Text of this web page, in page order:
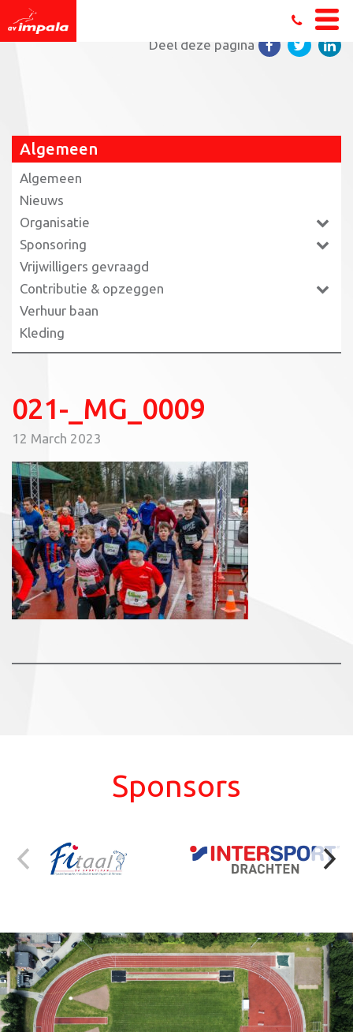
Home»Winterse editie BCD Run
021-_MG_0009
Deel deze pagina
Algemeen
Algemeen
Nieuws
Organisatie
Sponsoring
Vrijwilligers gevraagd
Contributie & opzeggen
Verhuur baan
Kleding
021-_MG_0009
12 March 2023
Sponsors